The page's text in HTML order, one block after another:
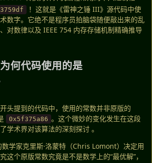
！这就是《雷神之锤 III》源代码中使
数字。它绝不是程序员拍脑袋随便敲出来的乱
对数律以及 IEEE 754 内存存储机制精确推导
何代码使用的是
头提到的代码中，使用的常数并非原版的
0x5f375a86 。这个微妙的变化发生在这段
学术界对该算法的深刻探讨 。
学家克里斯·洛蒙特（Chris Lomont）决定用
这个原版常数究竟是不是数学上的“最优解”，